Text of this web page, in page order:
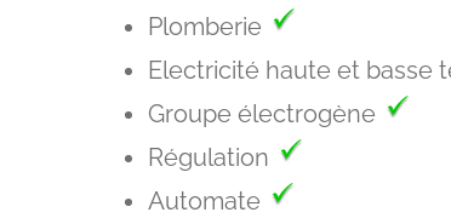
Plomberie
Electricité haute et basse
Groupe électrogène
Régulation
Automate